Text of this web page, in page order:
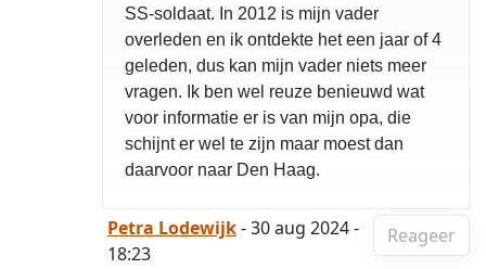
SS-soldaat. In 2012 is mijn vader
overleden en ik ontdekte het een jaar of 4
geleden, dus kan mijn vader niets meer
vragen. Ik ben wel reuze benieuwd wat
voor informatie er is van mijn opa, die
schijnt er wel te zijn maar moest dan
daarvoor naar Den Haag.
Reageer
Petra Lodewijk- 30 aug 2024 -
18:23